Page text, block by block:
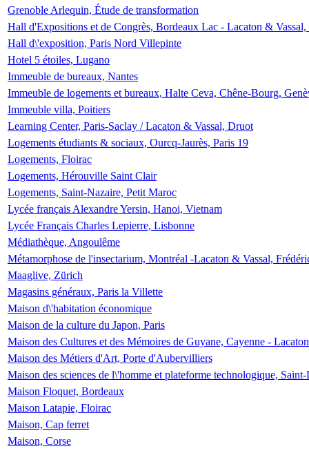
Grenoble Arlequin, Étude de transformation
Hall d'Expositions et de Congrès, Bordeaux Lac - Lacaton &
Hall d\'exposition, Paris Nord Villepinte
Hotel 5 étoiles, Lugano
Immeuble de bureaux, Nantes
Immeuble de logements et bureaux, Halte Ceva, Chêne-Bourg,
Immeuble villa, Poitiers
Learning Center, Paris-Saclay / Lacaton & Vassal, Druot
Logements étudiants & sociaux, Ourcq-Jaurès, Paris 19
Logements, Floirac
Logements, Hérouville Saint Clair
Logements, Saint-Nazaire, Petit Maroc
Lycée français Alexandre Yersin, Hanoi, Vietnam
Lycée Français Charles Lepierre, Lisbonne
Médiathèque, Angoulême
Métamorphose de l'insectarium, Montréal -Lacaton & Vassal,
Maaglive, Zürich
Magasins généraux, Paris la Villette
Maison d\'habitation économique
Maison de la culture du Japon, Paris
Maison des Cultures et des Mémoires de Guyane, Cayenne -
Maison des Métiers d'Art, Porte d'Aubervilliers
Maison des sciences de l\'homme et plateforme technologique,
Maison Floquet, Bordeaux
Maison Latapie, Floirac
Maison, Cap ferret
Maison, Corse